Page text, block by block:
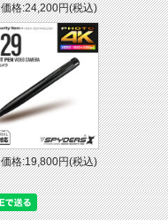
価格:24,200円(税込)
価格:19,800円(税込)